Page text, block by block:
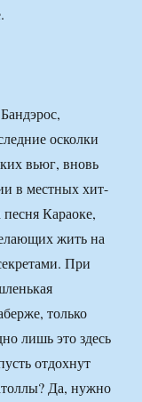
осколки
вьюг, вновь
в местных хит-
Караоке,
жить на
При
только
лишь это здесь
отдохнут
Да, нужно